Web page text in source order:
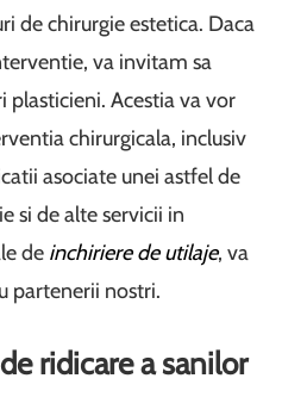
de chirurgie estetica. Daca
va invitam sa
plasticieni. Acestia va vor
chirurgicala, inclusiv
asociate unei astfel de
si de alte servicii in
de inchiriere de utilaje, va
partenerii nostri.
ridicare a sanilor